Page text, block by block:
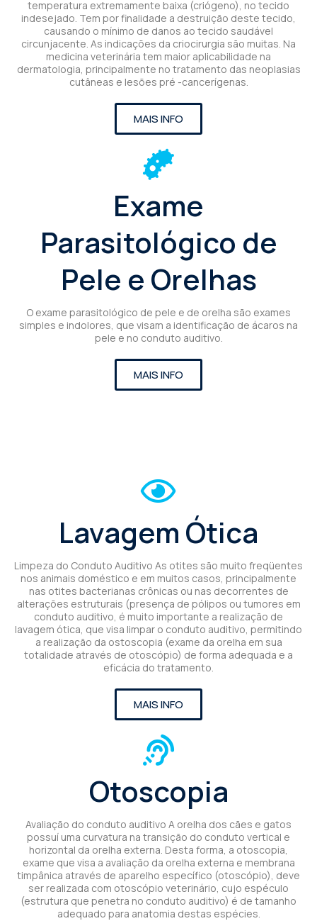
temperatura extremamente baixa (criógeno), no tecido
indesejado. Tem por finalidade a destruição deste tecido,
causando o mínimo de danos ao tecido saudável
circunjacente. As indicações da criocirurgia são muitas. Na
medicina veterinária tem maior aplicabilidade na
dermatologia, principalmente no tratamento das neoplasias
cutâneas e lesões pré -cancerígenas.
MAIS INFO
Exame
Parasitológico de
Pele e Orelhas
O exame parasitológico de pele e de orelha são exames
simples e indolores, que visam a identificação de ácaros na
pele e no conduto auditivo.
MAIS INFO
Lavagem Ótica
Limpeza do Conduto Auditivo As otites são muito freqüentes
nos animais doméstico e em muitos casos, principalmente
nas otites bacterianas crônicas ou nas decorrentes de
alterações estruturais (presença de pólipos ou tumores em
conduto auditivo, é muito importante a realização de
lavagem ótica, que visa limpar o conduto auditivo, permitindo
a realização da ostoscopia (exame da orelha em sua
totalidade através de otoscópio) de forma adequada e a
eficácia do tratamento.
MAIS INFO
Otoscopia
Avaliação do conduto auditivo A orelha dos cães e gatos
possuí uma curvatura na transição do conduto vertical e
horizontal da orelha externa. Desta forma, a otoscopia,
exame que visa a avaliação da orelha externa e membrana
timpânica através de aparelho específico (otoscópio), deve
ser realizada com otoscópio veterinário, cujo espéculo
(estrutura que penetra no conduto auditivo) é de tamanho
adequado para anatomia destas espécies.